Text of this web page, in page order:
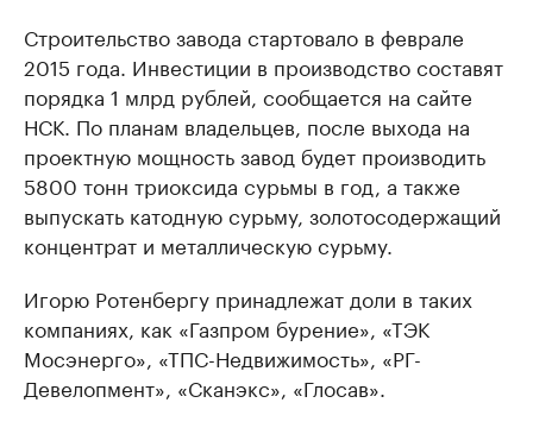
Строительство завода стартовало в феврале
2015 года. Инвестиции в производство составят
порядка 1 млрд рублей, сообщается на сайте
НСК. По планам владельцев, после выхода на
проектную мощность завод будет производить
5800 тонн триоксида сурьмы в год, а также
выпускать катодную сурьму, золотосодержащий
концентрат и металлическую сурьму.
Игорю Ротенбергу принадлежат доли в таких
компаниях, как «Газпром бурение», «ТЭК
Мосэнерго», «ТПС-Недвижимость», «РГ-
Девелопмент», «Сканэкс», «Глосав».